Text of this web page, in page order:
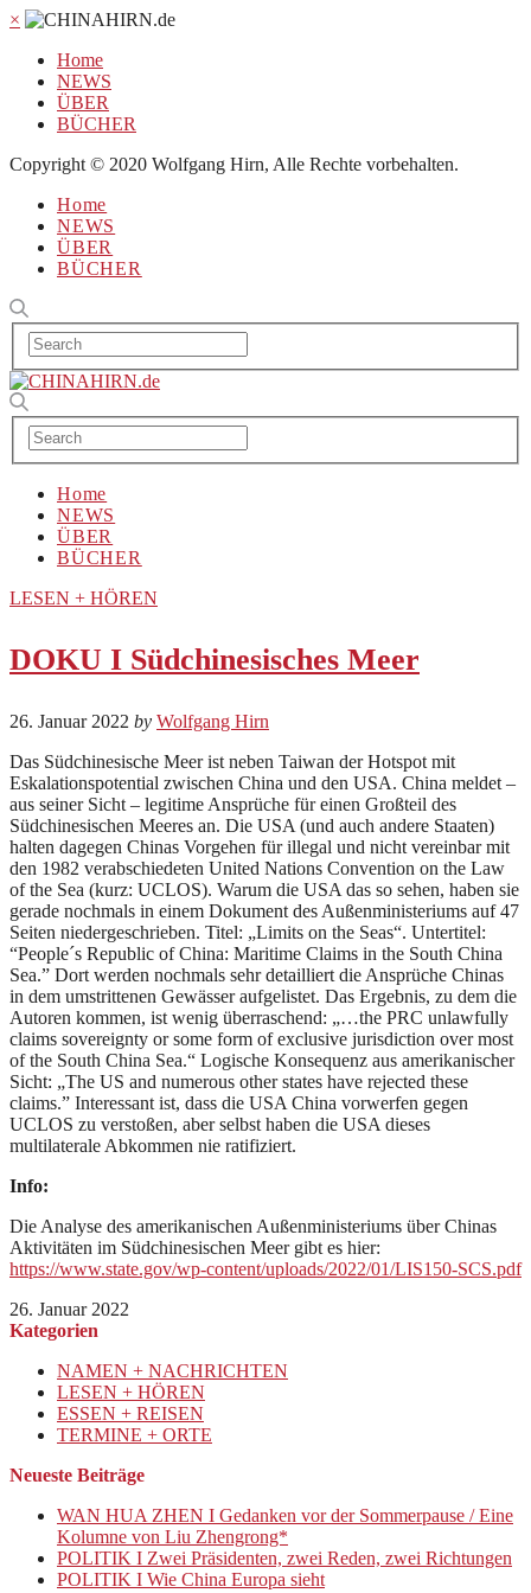
×
Home
NEWS
ÜBER
BÜCHER
Copyright © 2020 Wolfgang Hirn, Alle Rechte vorbehalten.
Home
NEWS
ÜBER
BÜCHER
Home
NEWS
ÜBER
BÜCHER
LESEN + HÖREN
DOKU I Südchinesisches Meer
26. Januar 2022 by Wolfgang Hirn
Das Südchinesische Meer ist neben Taiwan der Hotspot mit
Eskalationspotential zwischen China und den USA. China meldet –
aus seiner Sicht – legitime Ansprüche für einen Großteil des
Südchinesischen Meeres an. Die USA (und auch andere Staaten)
halten dagegen Chinas Vorgehen für illegal und nicht vereinbar mit
den 1982 verabschiedeten United Nations Convention on the Law
of the Sea (kurz: UCLOS). Warum die USA das so sehen, haben sie
gerade nochmals in einem Dokument des Außenministeriums auf 47
Seiten niedergeschrieben. Titel: „Limits on the Seas“. Untertitel:
“People´s Republic of China: Maritime Claims in the South China
Sea.” Dort werden nochmals sehr detailliert die Ansprüche Chinas
in dem umstrittenen Gewässer aufgelistet. Das Ergebnis, zu dem die
Autoren kommen, ist wenig überraschend: „…the PRC unlawfully
claims sovereignty or some form of exclusive jurisdiction over most
of the South China Sea.“ Logische Konsequenz aus amerikanischer
Sicht: „The US and numerous other states have rejected these
claims.” Interessant ist, dass die USA China vorwerfen gegen
UCLOS zu verstoßen, aber selbst haben die USA dieses
multilaterale Abkommen nie ratifiziert.
Info:
Die Analyse des amerikanischen Außenministeriums über Chinas
Aktivitäten im Südchinesischen Meer gibt es hier:
https://www.state.gov/wp-content/uploads/2022/01/LIS150-SCS.pdf
26. Januar 2022
Kategorien
NAMEN + NACHRICHTEN
LESEN + HÖREN
ESSEN + REISEN
TERMINE + ORTE
Neueste Beiträge
WAN HUA ZHEN I Gedanken vor der Sommerpause / Eine
Kolumne von Liu Zhengrong*
POLITIK I Zwei Präsidenten, zwei Reden, zwei Richtungen
POLITIK I Wie China Europa sieht